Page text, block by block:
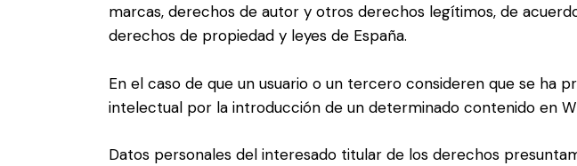
marcas, derechos de autor y otros derechos legítimos, de
derechos de propiedad y leyes de España.
En el caso de que un usuario o un tercero consideren que se ha
intelectual por la introducción de un determinado contenido en
Datos personales del interesado titular de los derechos